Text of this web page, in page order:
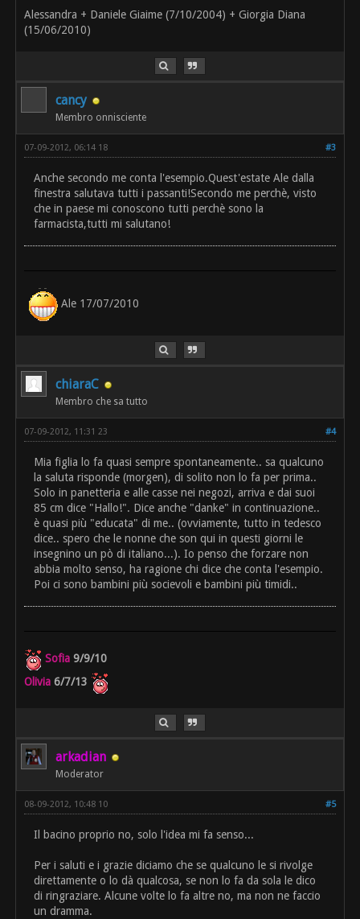
Alessandra + Daniele Giaime (7/10/2004) + Giorgia Diana
(15/06/2010)
cancy
Membro onnisciente
#3
07-09-2012, 06:14 18
Anche secondo me conta l'esempio.Quest'estate Ale dalla
finestra salutava tutti i passanti!Secondo me perchè, visto
che in paese mi conoscono tutti perchè sono la
farmacista,tutti mi salutano!
Ale 17/07/2010
chiaraC
Membro che sa tutto
#4
07-09-2012, 11:31 23
Mia figlia lo fa quasi sempre spontaneamente.. sa qualcuno
la saluta risponde (morgen), di solito non lo fa per prima..
Solo in panetteria e alle casse nei negozi, arriva e dai suoi
85 cm dice "Hallo!". Dice anche "danke" in continuazione..
è quasi più "educata" di me.. (ovviamente, tutto in tedesco
dice.. spero che le nonne che son qui in questi giorni le
insegnino un pò di italiano...). Io penso che forzare non
abbia molto senso, ha ragione chi dice che conta l'esempio.
Poi ci sono bambini più socievoli e bambini più timidi..
Sofia 9/9/10
Olivia 6/7/13
arkadian
Moderator
#5
08-09-2012, 10:48 10
Il bacino proprio no, solo l'idea mi fa senso...
Per i saluti e i grazie diciamo che se qualcuno le si rivolge
direttamente o lo dà qualcosa, se non lo fa da sola le dico
di ringraziare. Alcune volte lo fa altre no, ma non ne faccio
un dramma.